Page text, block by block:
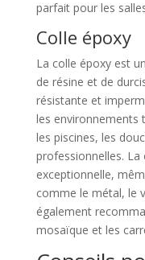
parfait pour les
Colle époxy
La colle époxy est
de résine et de
résistante et
les environnements
les piscines, les
professionnelles.
exceptionnelle,
comme le métal, le
également
mosaïque et les